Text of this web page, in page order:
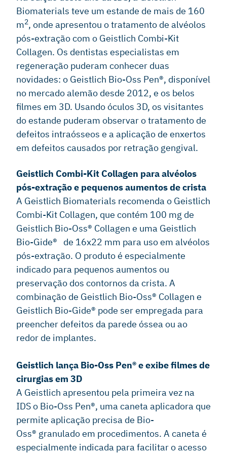
Biomaterials teve um estande de mais de 160
m2, onde apresentou o tratamento de alvéolos
pós-extração com o Geistlich Combi-Kit
Collagen. Os dentistas especialistas em
regeneração puderam conhecer duas
novidades: o Geistlich Bio-Oss Pen®, disponível
no mercado alemão desde 2012, e os belos
filmes em 3D. Usando óculos 3D, os visitantes
do estande puderam observar o tratamento de
defeitos intraósseos e a aplicação de enxertos
em defeitos causados por retração gengival.
Geistlich Combi-Kit Collagen para alvéolos
pós-extração e pequenos aumentos de crista
A Geistlich Biomaterials recomenda o Geistlich
Combi-Kit Collagen, que contém 100 mg de
Geistlich Bio-Oss® Collagen e uma Geistlich
Bio-Gide® de 16x22 mm para uso em alvéolos
pós-extração. O produto é especialmente
indicado para pequenos aumentos ou
preservação dos contornos da crista. A
combinação de Geistlich Bio-Oss® Collagen e
Geistlich Bio-Gide® pode ser empregada para
preencher defeitos da parede óssea ou ao
redor de implantes.
Geistlich lança Bio-Oss Pen® e exibe filmes de
cirurgias em 3D
A Geistlich apresentou pela primeira vez na
IDS o Bio-Oss Pen®, uma caneta aplicadora que
permite aplicação precisa de Bio-
Oss® granulado em procedimentos. A caneta é
especialmente indicada para facilitar o acesso